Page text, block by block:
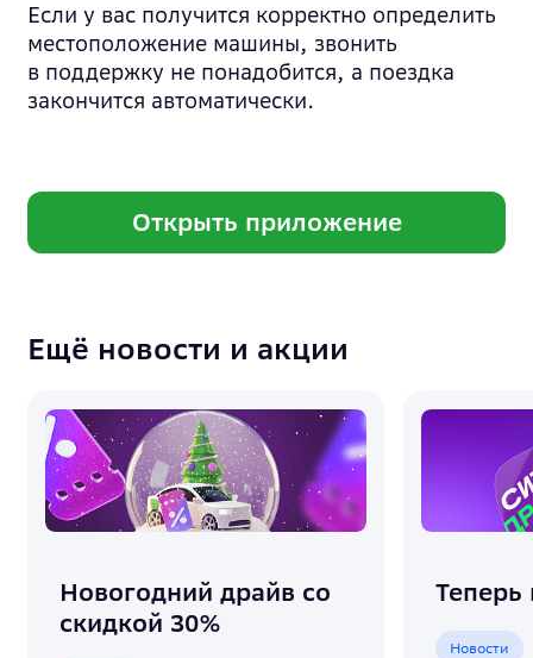
Если у вас получится корректно определить
местоположение машины, звонить
в поддержку не понадобится, а поездка
закончится автоматически.
Открыть приложение
Ещё новости и акции
Новогодний драйв со
скидкой 30%
Теперь
Новости